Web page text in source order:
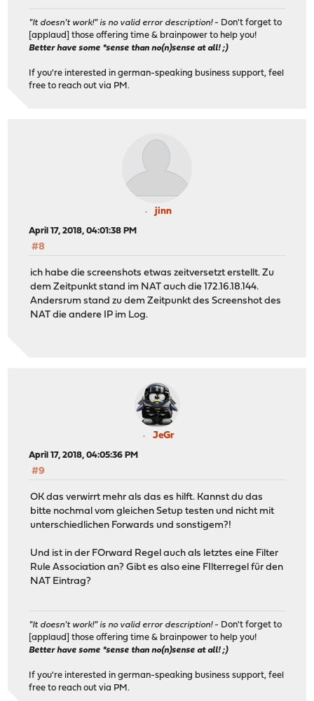
"It doesn't work!" is no valid error description!- Don't forget to
[applaud] those offering time & brainpower to help you!
Better have some *sense than no(n)sense at all! ;)
If you're interested in german-speaking business support, feel
free to reach out via PM.
jinn
April 17, 2018, 04:01:38 PM
#8
ich habe die screenshots etwas zeitversetzt erstellt. Zu
dem Zeitpunkt stand im NAT auch die 172.16.18.144.
Andersrum stand zu dem Zeitpunkt des Screenshot des
NAT die andere IP im Log.
JeGr
April 17, 2018, 04:05:36 PM
#9
OK das verwirrt mehr als das es hilft. Kannst du das
bitte nochmal vom gleichen Setup testen und nicht mit
unterschiedlichen Forwards und sonstigem?!
Und ist in der FOrward Regel auch als letztes eine Filter
Rule Association an? Gibt es also eine FIlterregel für den
NAT Eintrag?
"It doesn't work!" is no valid error description!- Don't forget to
[applaud] those offering time & brainpower to help you!
Better have some *sense than no(n)sense at all! ;)
If you're interested in german-speaking business support, feel
free to reach out via PM.